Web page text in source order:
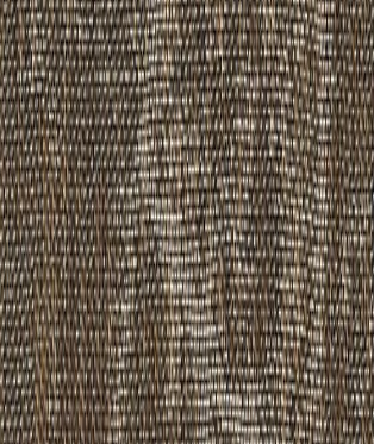
会社
抜¥15,800/ ㎡[税抜]
受け付けていません
サンプル請求ができるようになりましたら、メ